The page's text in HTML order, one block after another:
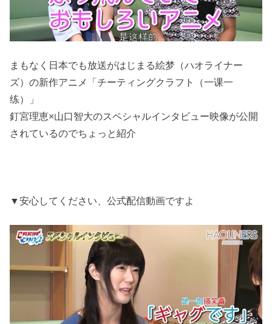
まもなく日本でも放送がはじまる絵梦（ハオライナー
ズ）の新作アニメ「チーティングクラフト（一课一
练）」
釘宮理恵×山口智大のスペシャルインタビュー映像が公開
されているのでちょっと紹介
▼安心してください、公式配信動画ですよ